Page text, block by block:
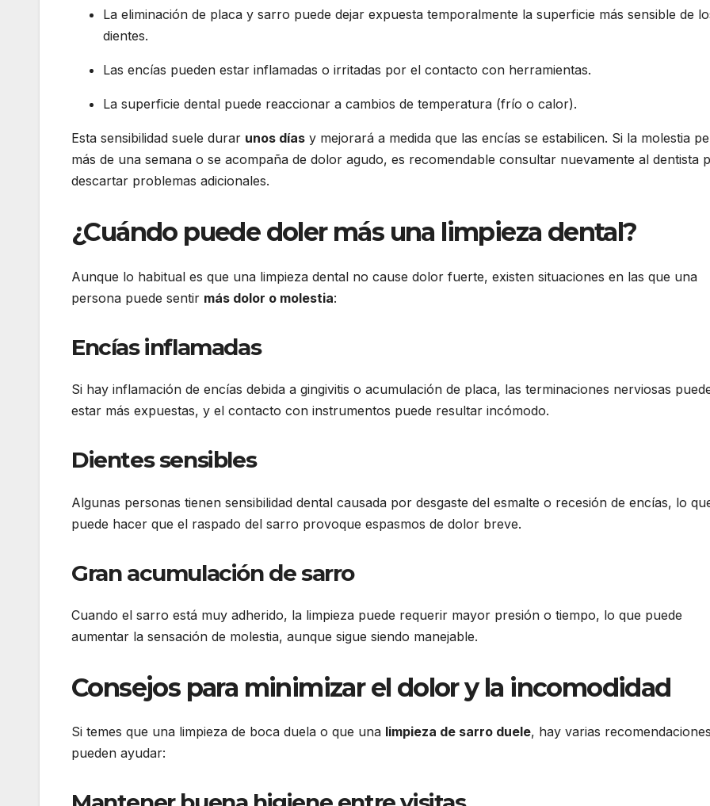
La eliminación de placa y sarro puede dejar expuesta temporalmente la superficie más sensible de
dientes.
Las encías pueden estar inflamadas o irritadas por el contacto con herramientas.
La superficie dental puede reaccionar a cambios de temperatura (frío o calor).
Esta sensibilidad suele durar unos días y mejorará a medida que las encías se estabilicen. Si la molestia
más de una semana o se acompaña de dolor agudo, es recomendable consultar nuevamente al dentista
descartar problemas adicionales.
¿Cuándo puede doler más una limpieza dental?
Aunque lo habitual es que una limpieza dental no cause dolor fuerte, existen situaciones en las que una
persona puede sentir más dolor o molestia:
Encías inflamadas
Si hay inflamación de encías debida a gingivitis o acumulación de placa, las terminaciones nerviosas
estar más expuestas, y el contacto con instrumentos puede resultar incómodo.
Dientes sensibles
Algunas personas tienen sensibilidad dental causada por desgaste del esmalte o recesión de encías, lo
puede hacer que el raspado del sarro provoque espasmos de dolor breve.
Gran acumulación de sarro
Cuando el sarro está muy adherido, la limpieza puede requerir mayor presión o tiempo, lo que puede
aumentar la sensación de molestia, aunque sigue siendo manejable.
Consejos para minimizar el dolor y la incomodidad
Si temes que una limpieza de boca duela o que una limpieza de sarro duele, hay varias
pueden ayudar: